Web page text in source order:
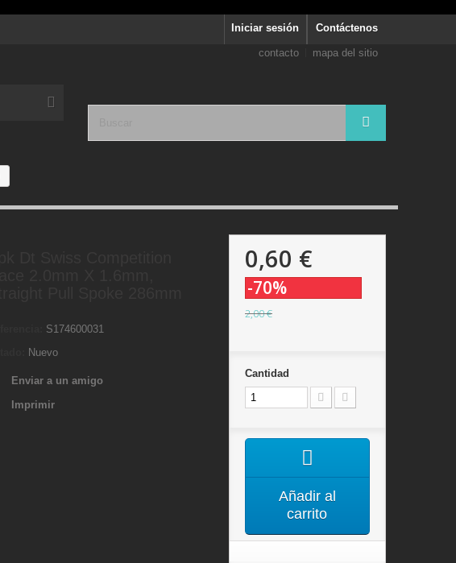
Contáctenos
Iniciar sesión
contacto mapa del sitio
S174600031
Nuevo
Enviar a un amigo
Imprimir
0,60 €
-70%
2,00 €
Cantidad
Añadir al
carrito